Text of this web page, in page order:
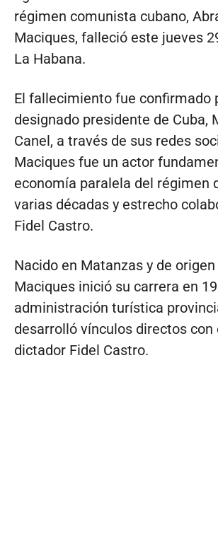
régimen comunista cubano,
Maciques, falleció este jueves
La Habana.
El fallecimiento fue confirmado
designado presidente de Cuba,
Canel, a través de sus redes
Maciques fue un actor
economía paralela del régimen
varias décadas y estrecho
Fidel Castro.
Nacido en Matanzas y de origen
Maciques inició su carrera en
administración turística
desarrolló vínculos directos
dictador Fidel Castro.